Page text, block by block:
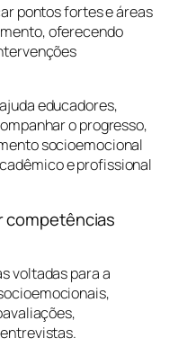
pontos fortes e áreas
oferecendo
educadores,
o progresso,
socioemocional
e profissional
competências
voltadas para a